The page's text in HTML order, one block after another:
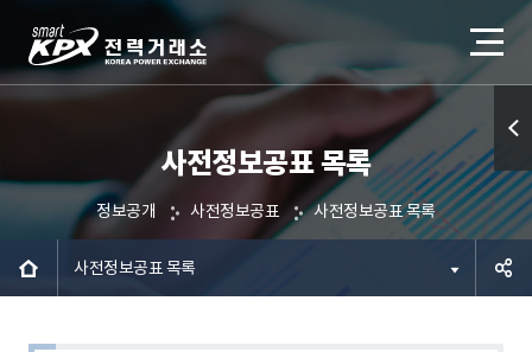
사전정보공표 목록
정보공개 사전정보공표 사전정보공표 목록
사전정보공표 목록
퀵메
뉴 열
기